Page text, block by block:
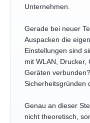
Unternehmen.
Gerade bei neuer
Auspacken die
Einstellungen sind
mit WLAN, Drucker,
Geräten
Sicherheitsgründen
Genau an dieser
nicht theoretisch,